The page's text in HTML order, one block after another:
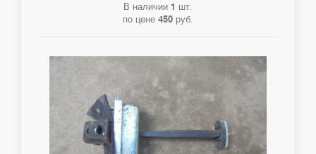
В наличии 1 шт.
по цене 450 руб.